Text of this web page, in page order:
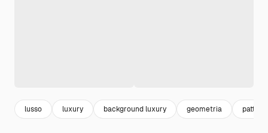
lusso luxury background luxury geometria pattern